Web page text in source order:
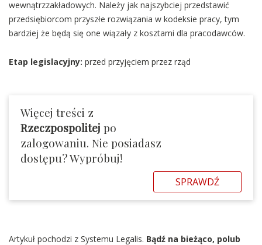
wewnątrzzakładowych. Należy jak najszybciej przedstawić
przedsiębiorcom przyszłe rozwiązania w kodeksie pracy, tym
bardziej że będą się one wiązały z kosztami dla pracodawców.
Etap legislacyjny: przed przyjęciem przez rząd
Więcej treści z
Rzeczpospolitej po
zalogowaniu. Nie posiadasz
dostępu? Wypróbuj!
SPRAWDŹ
Artykuł pochodzi z Systemu Legalis. Bądź na bieżąco, polub